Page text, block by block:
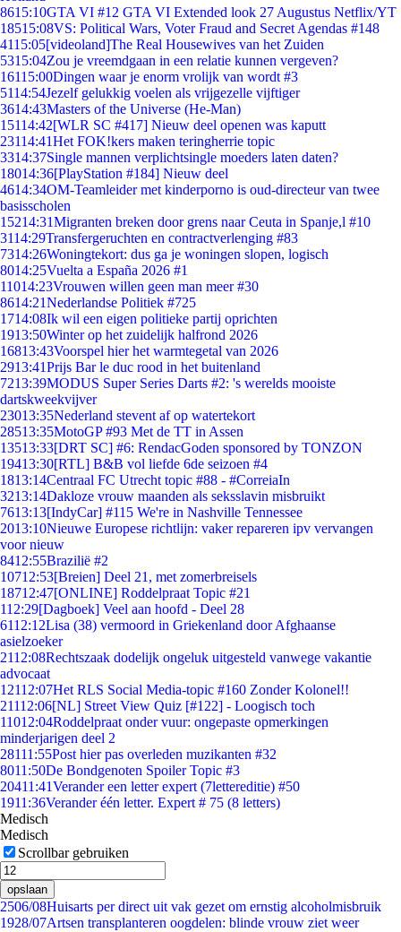
8615:10GTA VI #12 GTA VI Extended look 27 Augustus Netflix/YT
18515:08VS: Political Wars, Voter Fraud and Secret Agendas #148
4115:05[videoland]The Real Housewives van het Zuiden
5315:04Zou je vreemdgaan in een relatie kunnen vergeven?
16115:00Dingen waar je enorm vrolijk van wordt #3
5114:54Jezelf gelukkig voelen als vrijgezelle vijftiger
3614:43Masters of the Universe (He-Man)
15114:42[WLR SC #417] Nieuw deel openen was kaputt
23114:41Het FOK!kers maken teringherrie topic
3314:37Single mannen verplichtsingle moeders laten daten?
18014:36[PlayStation #184] Nieuw deel
4614:34OM-Teamleider met kinderporno is oud-directeur van twee
basisscholen
15214:31Migranten breken door grens naar Ceuta in Spanje,l #10
3114:29Transfergeruchten en contractverlenging #83
7314:26Woningtekort: dus ga je woningen slopen, logisch
8014:25Vuelta a España 2026 #1
11014:23Vrouwen willen geen man meer #30
8614:21Nederlandse Politiek #725
1714:08Ik wil een eigen politieke partij oprichten
1913:50Winter op het zuidelijk halfrond 2026
16813:43Voorspel hier het warmtegetal van 2026
2913:41Prijs Bar le duc rood in het buitenland
7213:39MODUS Super Series Darts #2: 's werelds mooiste
dartskweekvijver
23013:35Nederland stevent af op watertekort
28513:35MotoGP #93 Met de TT in Assen
13513:33[DRT SC] #6: RendacGoden sponsored by TONZON
19413:30[RTL] B&B vol liefde 6de seizoen #4
1813:14Centraal FC Utrecht topic #88 - #CorreiaIn
3213:14Dakloze vrouw maanden als seksslavin misbruikt
7613:13[IndyCar] #115 We're in Nashville Tennessee
2013:10Nieuwe Europese richtlijn: vaker repareren ipv vervangen
voor nieuw
8412:55Brazilië #2
10712:53[Breien] Deel 21, met zomerbreisels
18712:47[ONLINE] Roddelpraat Topic #21
112:29[Dagboek] Veel aan hoofd - Deel 28
6112:12Lisa (38) vermoord in Griekenland door Afghaanse
asielzoeker
2112:08Rechtszaak dodelijk ongeluk uitgesteld vanwege vakantie
advocaat
12112:07Het RLS Social Media-topic #160 Zonder Kolonel!!
21112:06[NL] Street View Quiz [#122] - Loogisch toch
11012:04Roddelpraat onder vuur: ongepaste opmerkingen
minderjarigen deel 2
28111:55Post hier pas overleden muzikanten #32
8011:50De Bondgenoten Spoiler Topic #3
20411:41Verander een letter expert (7lettereditie) #50
1911:36Verander één letter. Expert # 75 (8 letters)
Medisch
Medisch
Scrollbar gebruiken
opslaan
2506/08Huisarts per direct uit vak gezet om ernstig alcoholmisbruik
1928/07Artsen transplanteren oogdelen: blinde vrouw ziet weer